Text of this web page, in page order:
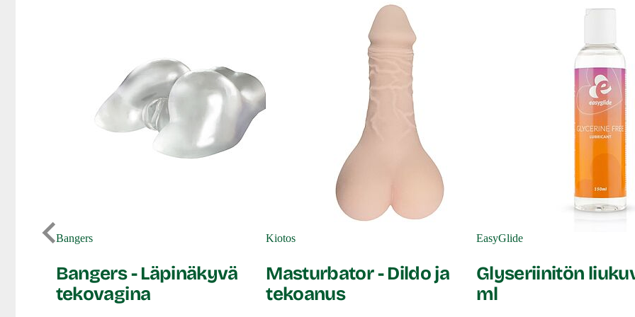
Bangers
Bangers - Läpinäkyvä
tekovagina
Kiotos
Masturbator - Dildo ja
tekoanus
EasyGlide
Glyseriinitön
ml